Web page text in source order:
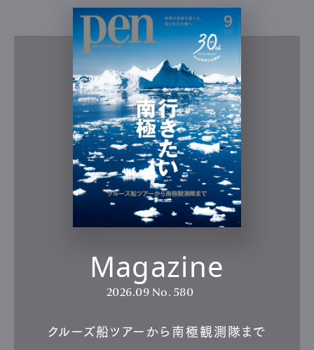
Magazine
2026.09 No. 580
クルーズ船ツアーから南極観測隊まで